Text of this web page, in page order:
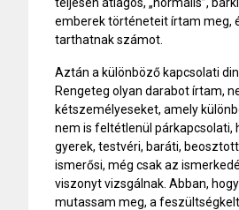
emberek történeteit írtam meg,
tarthatnak számot.
Aztán a különböző kapcsolati
Rengeteg olyan darabot írtam,
kétszemélyeseket, amely
nem is feltétlenül párkapcsolati,
gyerek, testvéri, baráti,
ismerősi, még csak az
viszonyt vizsgálnak. Abban,
mutassam meg, a